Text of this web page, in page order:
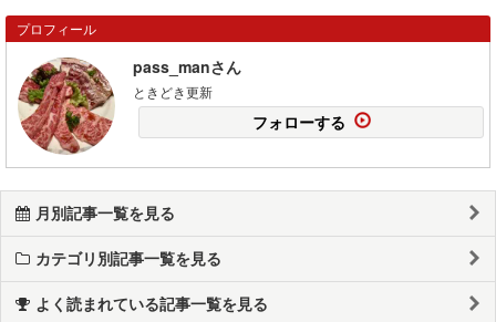
プロフィール
pass_manさん
ときどき更新
フォローする
月別記事一覧を見る
カテゴリ別記事一覧を見る
よく読まれている記事一覧を見る